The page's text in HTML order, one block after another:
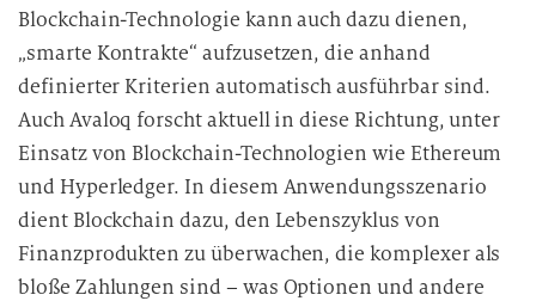
Blockchain-Technologie kann auch dazu dienen,
„smarte Kontrakte“ aufzusetzen, die anhand
definierter Kriterien automatisch ausführbar sind.
Auch Avaloq forscht aktuell in diese Richtung, unter
Einsatz von Blockchain-Technologien wie Ethereum
und Hyperledger. In diesem Anwendungsszenario
dient Blockchain dazu, den Lebenszyklus von
Finanzprodukten zu überwachen, die komplexer als
bloße Zahlungen sind – was Optionen und andere